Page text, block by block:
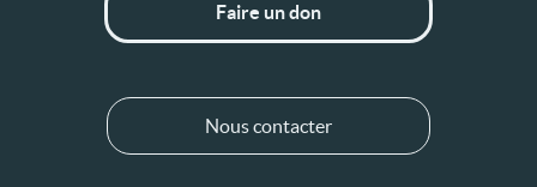
Faire un don
Nous contacter